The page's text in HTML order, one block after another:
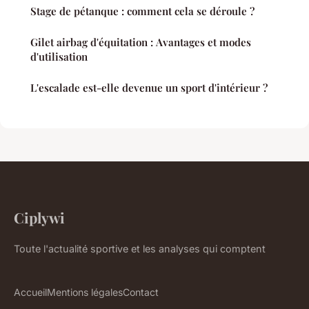
Stage de pétanque : comment cela se déroule ?
Gilet airbag d'équitation : Avantages et modes
d'utilisation
L'escalade est-elle devenue un sport d'intérieur ?
Ciplywi
Toute l'actualité sportive et les analyses qui comptent
AccueilMentions légalesContact